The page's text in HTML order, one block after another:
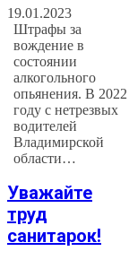
19.01.2023
Штрафы за
вождение в
состоянии
алкогольного
опьянения. В 2022
году с нетрезвых
водителей
Владимирской
области…
Уважайте
труд
санитарок!